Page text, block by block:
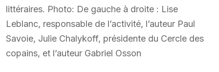
littéraires. Photo: De gauche à droite : Lise
Leblanc, responsable de l’activité, l’auteur Paul
Savoie, Julie Chalykoff, présidente du Cercle des
copains, et l’auteur Gabriel Osson